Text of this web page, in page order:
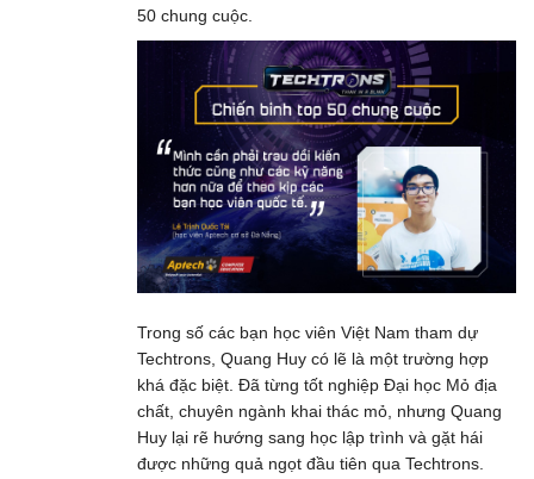
50 chung cuộc.
Trong số các bạn học viên Việt Nam tham dự
Techtrons, Quang Huy có lẽ là một trường hợp
khá đặc biệt. Đã từng tốt nghiệp Đại học Mỏ địa
chất, chuyên ngành khai thác mỏ, nhưng Quang
Huy lại rẽ hướng sang học lập trình và gặt hái
được những quả ngọt đầu tiên qua Techtrons.